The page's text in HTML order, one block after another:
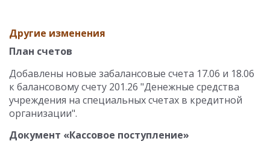
Другие изменения
План счетов
Добавлены новые забалансовые счета 17.06 и 18.06
к балансовому счету 201.26 "Денежные средства
учреждения на специальных счетах в кредитной
организации".
Документ «Кассовое поступление»